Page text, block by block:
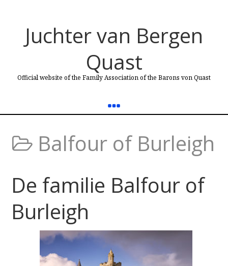
Juchter van Bergen
Quast
Official website of the Family Association of the Barons von Quast
Balfour of Burleigh
De familie Balfour of
Burleigh